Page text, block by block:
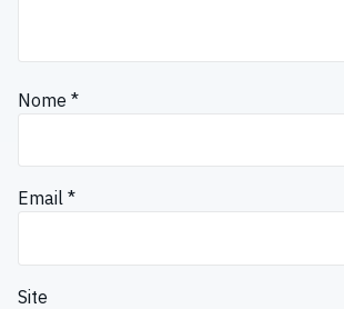
Nome *
Email *
Site